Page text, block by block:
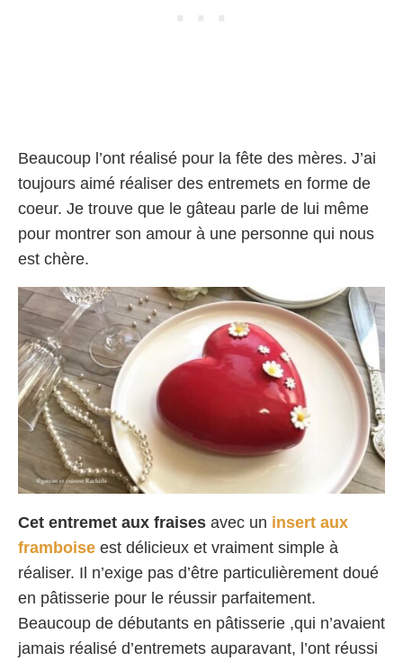
Beaucoup l’ont réalisé pour la fête des mères. J’ai
toujours aimé réaliser des entremets en forme de
coeur. Je trouve que le gâteau parle de lui même
pour montrer son amour à une personne qui nous
est chère.
Cet entremet aux fraises avec un insert aux
framboise est délicieux et vraiment simple à
réaliser. Il n’exige pas d’être particulièrement doué
en pâtisserie pour le réussir parfaitement.
Beaucoup de débutants en pâtisserie ,qui n’avaient
jamais réalisé d’entremets auparavant, l’ont réussi